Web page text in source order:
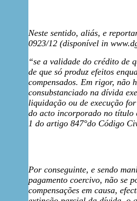
Neste sentido, aliás, e
0923/12 (disponível in
“se a validade do crédito de
de que só produz efeitos
compensados. Em rigor, não
consubstanciado na dívida
liquidação ou de execução
do acto incorporado no título
1 do artigo 847°do Código
Por conseguinte, e sendo
pagamento coercivo, não se
compensações em causa,